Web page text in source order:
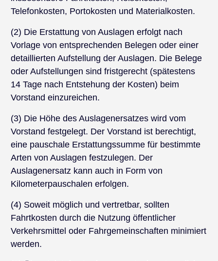
Telefonkosten, Portokosten und Materialkosten.
(2) Die Erstattung von Auslagen erfolgt nach
Vorlage von entsprechenden Belegen oder einer
detaillierten Aufstellung der Auslagen. Die Belege
oder Aufstellungen sind fristgerecht (spätestens
14 Tage nach Entstehung der Kosten) beim
Vorstand einzureichen.
(3) Die Höhe des Auslagenersatzes wird vom
Vorstand festgelegt. Der Vorstand ist berechtigt,
eine pauschale Erstattungssumme für bestimmte
Arten von Auslagen festzulegen. Der
Auslagenersatz kann auch in Form von
Kilometerpauschalen erfolgen.
(4) Soweit möglich und vertretbar, sollten
Fahrtkosten durch die Nutzung öffentlicher
Verkehrsmittel oder Fahrgemeinschaften minimiert
werden.